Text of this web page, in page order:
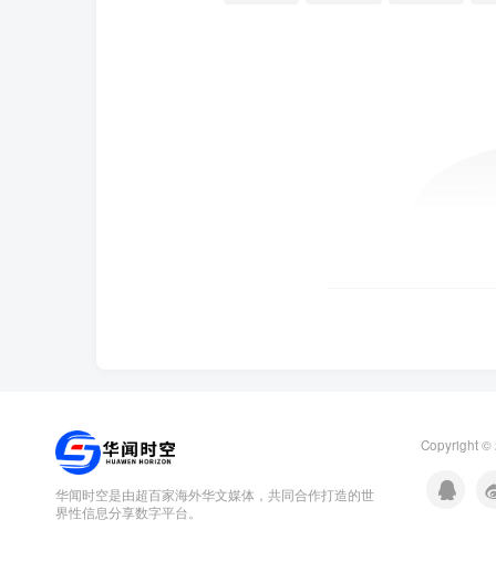
华闻时空是由超百家海外华文媒体，共同合作打造的世
界性信息分享数字平台。
Copyright ©